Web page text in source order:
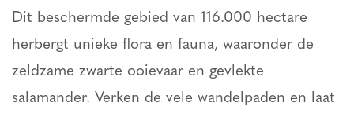
Dit beschermde gebied van 116.000 hectare
herbergt unieke flora en fauna, waaronder de
zeldzame zwarte ooievaar en gevlekte
salamander. Verken de vele wandelpaden en laat